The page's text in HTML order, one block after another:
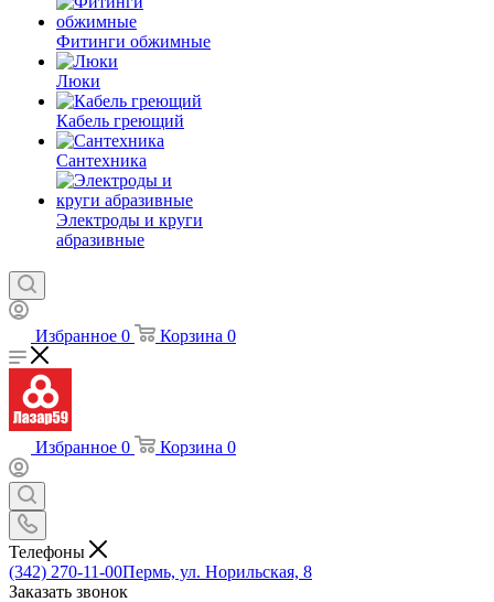
Фитинги обжимные
Люки
Кабель греющий
Сантехника
Электроды и круги
абразивные
Избранное 0 Корзина 0
Избранное 0 Корзина 0
Телефоны
(342) 270-11-00Пермь, ул. Норильская, 8
Заказать звонок